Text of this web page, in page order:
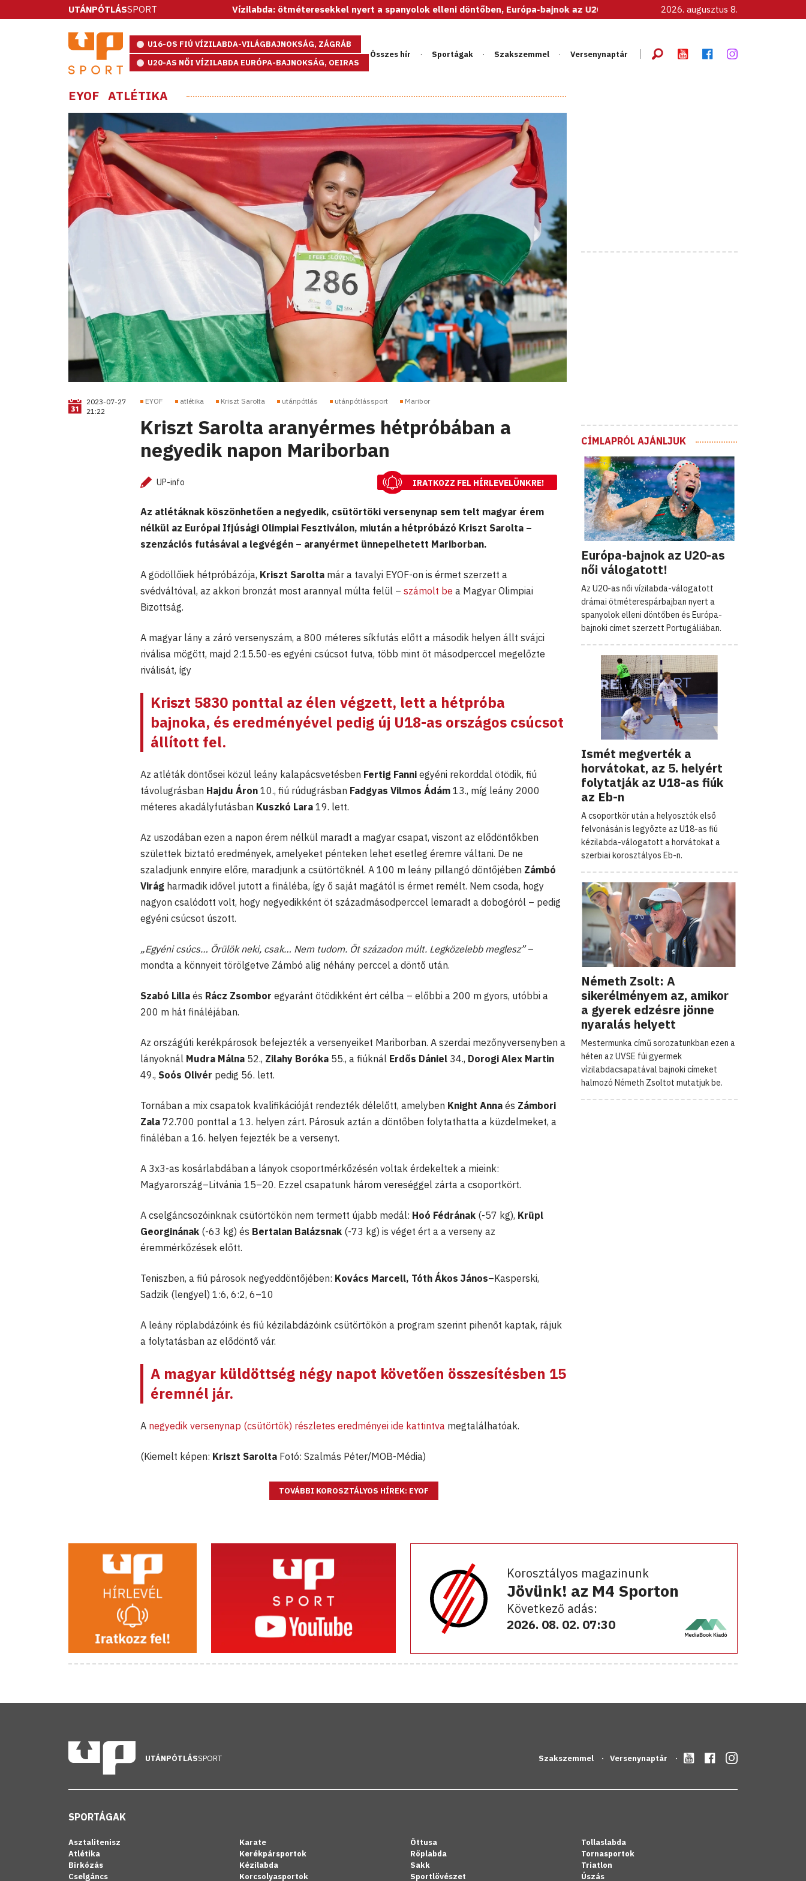
UTÁNPÓTLÁSSPORT Vízilabda: ötméteresekkel nyert a spanyolok elleni döntőben, Európa-bajnok az U20-as női válogatott! 2026. augusztus 8.
U16-OS FIÚ VÍZILABDA-VILÁGBAJNOKSÁG, ZÁGRÁB
U20-AS NŐI VÍZILABDA EURÓPA-BAJNOKSÁG, OEIRAS
Összes hír Sportágak Szakszemmel Versenynaptár
EYOF ATLÉTIKA
2023-07-27
21:22
EYOF atlétika Kriszt Sarolta utánpótlás utánpótlássport Maribor
Kriszt Sarolta aranyérmes hétpróbában a
negyedik napon Mariborban
UP-info IRATKOZZ FEL HÍRLEVELÜNKRE!
Az atlétáknak köszönhetően a negyedik, csütörtöki versenynap sem telt magyar érem
nélkül az Európai Ifjúsági Olimpiai Fesztiválon, miután a hétpróbázó Kriszt Sarolta –
szenzációs futásával a legvégén – aranyérmet ünnepelhetett Mariborban.
A gödöllőiek hétpróbázója, Kriszt Sarolta már a tavalyi EYOF-on is érmet szerzett a
svédváltóval, az akkori bronzát most arannyal múlta felül – számolt be a Magyar Olimpiai
Bizottság.
A magyar lány a záró versenyszám, a 800 méteres síkfutás előtt a második helyen állt svájci
riválisa mögött, majd 2:15.50-es egyéni csúcsot futva, több mint öt másodperccel megelőzte
riválisát, így
Kriszt 5830 ponttal az élen végzett, lett a hétpróba
bajnoka, és eredményével pedig új U18-as országos csúcsot
állított fel.
Az atléták döntősei közül leány kalapácsvetésben Fertig Fanni egyéni rekorddal ötödik, fiú
távolugrásban Hajdu Áron 10., fiú rúdugrásban Fadgyas Vilmos Ádám 13., míg leány 2000
méteres akadályfutásban Kuszkó Lara 19. lett.
Az uszodában ezen a napon érem nélkül maradt a magyar csapat, viszont az elődöntőkben
születtek biztató eredmények, amelyeket pénteken lehet esetleg éremre váltani. De ne
szaladjunk ennyire előre, maradjunk a csütörtöknél. A 100 m leány pillangó döntőjében Zámbó
Virág harmadik idővel jutott a fináléba, így ő saját magától is érmet remélt. Nem csoda, hogy
nagyon csalódott volt, hogy negyedikként öt századmásodperccel lemaradt a dobogóról – pedig
egyéni csúcsot úszott.
„Egyéni csúcs… Örülök neki, csak… Nem tudom. Öt századon múlt. Legközelebb meglesz”–
mondta a könnyeit törölgetve Zámbó alig néhány perccel a döntő után.
Szabó Lilla és Rácz Zsombor egyaránt ötödikként ért célba – előbbi a 200 m gyors, utóbbi a
200 m hát fináléjában.
Az országúti kerékpárosok befejezték a versenyeiket Mariborban. A szerdai mezőnyversenyben a
lányoknál Mudra Málna 52., Zilahy Boróka 55., a fiúknál Erdős Dániel 34., Dorogi Alex Martin
49., Soós Olivér pedig 56. lett.
Tornában a mix csapatok kvalifikációját rendezték délelőtt, amelyben Knight Anna és Zámbori
Zala 72.700 ponttal a 13. helyen zárt. Párosuk aztán a döntőben folytathatta a küzdelmeket, a
fináléban a 16. helyen fejezték be a versenyt.
A 3x3-as kosárlabdában a lányok csoportmérkőzésén voltak érdekeltek a mieink:
Magyarország–Litvánia 15–20. Ezzel csapatunk három vereséggel zárta a csoportkört.
A cselgáncsozóinknak csütörtökön nem termett újabb medál: Hoó Fédrának (-57 kg), Krüpl
Georginának (-63 kg) és Bertalan Balázsnak (-73 kg) is véget ért a a verseny az
éremmérkőzések előtt.
Teniszben, a fiú párosok negyeddöntőjében: Kovács Marcell, Tóth Ákos János–Kasperski,
Sadzik (lengyel) 1:6, 6:2, 6–10
A leány röplabdázóink és fiú kézilabdázóink csütörtökön a program szerint pihenőt kaptak, rájuk
a folytatásban az elődöntő vár.
A magyar küldöttség négy napot követően összesítésben 15
éremnél jár.
A negyedik versenynap (csütörtök) részletes eredményei ide kattintva megtalálhatóak.
(Kiemelt képen: Kriszt Sarolta Fotó: Szalmás Péter/MOB-Média)
TOVÁBBI KOROSZTÁLYOS HÍREK: EYOF
CÍMLAPRÓL AJÁNLJUK
Európa-bajnok az U20-as
női válogatott!
Az U20-as női vízilabda-válogatott
drámai ötméterespárbajban nyert a
spanyolok elleni döntőben és Európa-
bajnoki címet szerzett Portugáliában.
Ismét megverték a
horvátokat, az 5. helyért
folytatják az U18-as fiúk
az Eb-n
A csoportkör után a helyosztók első
felvonásán is legyőzte az U18-as fiú
kézilabda-válogatott a horvátokat a
szerbiai korosztályos Eb-n.
Németh Zsolt: A
sikerélményem az, amikor
a gyerek edzésre jönne
nyaralás helyett
Mestermunka című sorozatunkban ezen a
héten az UVSE fúi gyermek
vízilabdacsapatával bajnoki címeket
halmozó Németh Zsoltot mutatjuk be.
Korosztályos magazinunk
Jövünk! az M4 Sporton
Következő adás:
2026. 08. 02. 07:30
UTÁNPÓTLÁSSPORT Szakszemmel Versenynaptár
SPORTÁGAK
Asztalitenisz
Atlétika
Birkózás
Cselgáncs
Karate
Kerékpársportok
Kézilabda
Korcsolyasportok
Öttusa
Röplabda
Sakk
Sportlövészet
Tollaslabda
Tornasportok
Triatlon
Úszás